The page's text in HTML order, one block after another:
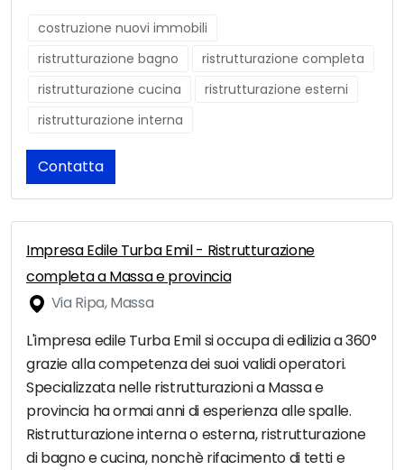
costruzione nuovi immobili
ristrutturazione bagno
ristrutturazione completa
ristrutturazione cucina
ristrutturazione esterni
ristrutturazione interna
Contatta
Impresa Edile Turba Emil - Ristrutturazione
completa a Massa e provincia
Via Ripa, Massa
L'impresa edile Turba Emil si occupa di edilizia a 360°
grazie alla competenza dei suoi validi operatori.
Specializzata nelle ristrutturazioni a Massa e
provincia ha ormai anni di esperienza alle spalle.
Ristrutturazione interna o esterna, ristrutturazione
di bagno e cucina, nonchè rifacimento di tetti e